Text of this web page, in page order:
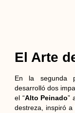
El Arte
En la segunda
desarrolló dos
el “Alto Peinado”
destreza, inspiró